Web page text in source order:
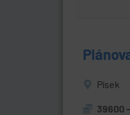
Písek
39600